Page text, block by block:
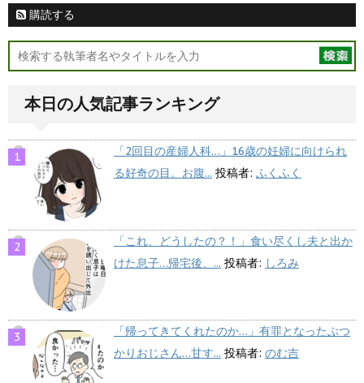
購読する
本日の人気記事ランキング
「2回目の産婦人科…」16歳の妊婦に向けられ
る好奇の目。お腹... 投稿者: ふくふく
「これ、どうしたの？！」食い尽くし夫と出か
けた息子…帰宅後、... 投稿者: しろみ
「帰ってきてくれたのか…」有罪となったぶつ
かりおじさん…甘す... 投稿者: のむ吉